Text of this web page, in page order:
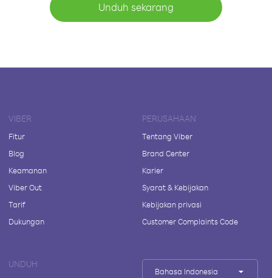
Unduh sekarang
VIBER
Fitur
Blog
Keamanan
Viber Out
Tarif
Dukungan
PERUSAHAAN
Tentang Viber
Brand Center
Karier
Syarat & Kebijakan
Kebijakan privasi
Customer Complaints Code
UNDUH
Bahasa Indonesia